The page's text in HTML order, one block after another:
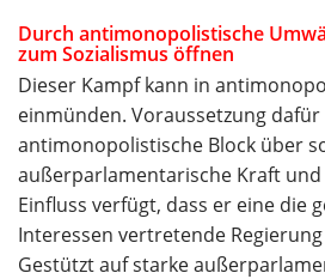
Durch antimonopolistische
zum Sozialismus öffnen
Dieser Kampf kann in
einmünden. Voraussetzung
antimonopolistische Block über
außerparlamentarische Kraft
Einfluss verfügt, dass er eine die
Interessen vertretende
Gestützt auf starke